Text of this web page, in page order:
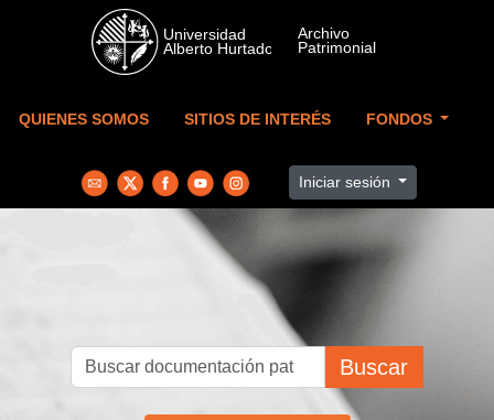
Skip to main content
QUIENES SOMOS SITIOS DE INTERÉS FONDOS
Iniciar sesión
Buscar